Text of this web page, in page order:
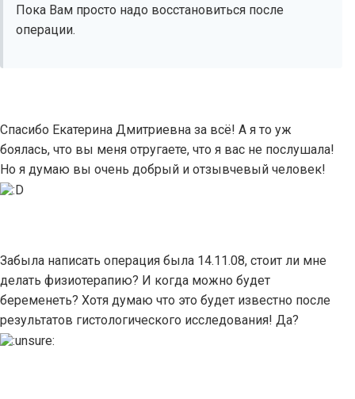
Пока Вам просто надо восстановиться после
операции.
Спасибо Екатерина Дмитриевна за всё! А я то уж
боялась, что вы меня отругаете, что я вас не послушала!
Но я думаю вы очень добрый и отзывчевый человек!
Забыла написать операция была 14.11.08, стоит ли мне
делать физиотерапию? И когда можно будет
беременеть? Хотя думаю что это будет известно после
результатов гистологического исследования! Да?